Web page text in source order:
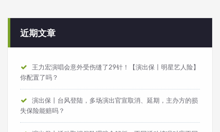
近期文章
王力宏演唱会意外受伤缝了29针！【演出保丨明星艺人险】
你配置了吗？
演出保丨台风登陆，多场演出官宣取消、延期，主办方的损
失保险能赔吗？